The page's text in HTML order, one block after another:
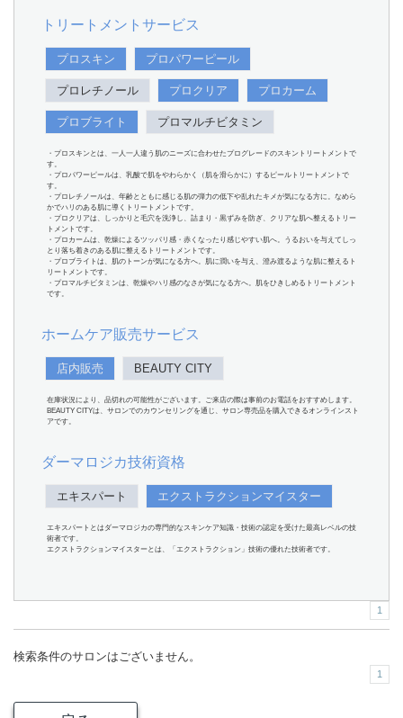
トリートメントサービス
プロスキン プロパワーピール
プロレチノール プロクリア プロカーム
プロブライト プロマルチビタミン
・プロスキンとは、一人一人違う肌のニーズに合わせたプログレードのスキントリートメントで
す。
・プロパワーピールは、乳酸で肌をやわらかく（肌を滑らかに）するピールトリートメントで
す。
・プロレチノールは、年齢とともに感じる肌の弾力の低下や乱れたキメが気になる方に。なめら
かでハリのある肌に導くトリートメントです。
・プロクリアは、しっかりと毛穴を洗浄し、詰まり・黒ずみを防ぎ、クリアな肌へ整えるトリー
トメントです。
・プロカームは、乾燥によるツッパリ感・赤くなったり感じやすい肌へ。うるおいを与えてしっ
とり落ち着きのある肌に整えるトリートメントです。
・プロブライトは、肌のトーンが気になる方へ。肌に潤いを与え、澄み渡るような肌に整えるト
リートメントです。
・プロマルチビタミンは、乾燥やハリ感のなさが気になる方へ。肌をひきしめるトリートメント
です。
ホームケア販売サービス
店内販売 BEAUTY CITY
在庫状況により、品切れの可能性がございます。ご来店の際は事前のお電話をおすすめします。
BEAUTY CITYは、サロンでのカウンセリングを通じ、サロン専売品を購入できるオンラインスト
アです。
ダーマロジカ技術資格
エキスパート エクストラクションマイスター
エキスパートとはダーマロジカの専門的なスキンケア知識・技術の認定を受けた最高レベルの技
術者です。
エクストラクションマイスターとは、「エクストラクション」技術の優れた技術者です。
1
検索条件のサロンはございません。
1